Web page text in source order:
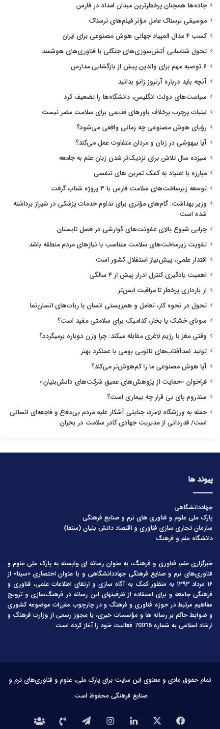
جاده‌ها همچنان پرخطرترین میدان امداد در فارس
موسیقی ترسناک عامل مؤثر فیلم‌های ترسناک
کسب ۴ مدال المپیاد جهانی هوش مصنوعی برای ایران
تحول شناسایی آتش‌سوزی‌های جنگلی با فناوری‌های هوشمند
۶ توصیه مهم برای والدین پیش از بازگشایی مدارس
آنچه باید درباره آرتروز زانو بدانید
سیاست‌های دولت انگلیس، دانشگاه‌ها را تضعیف کرد
لبنیات پرچرب برخلاف باورهای قدیمی برای سلامت مضر نیست
رؤیای هوش مصنوعی چه زمانی واقعی می‌شود؟
آیا بیهوشی در زنان و مردان متفاوت عمل می‌کند؟
سیزده سال تلاش برای نزدیک‌تر شدن زبان علم به جامعه
مبارزه با اعتیاد به کمک تمرین های تنفسی
توسعه زیرساخت‌های سلامت فارس با ۳ پروژه شتاب گرفت
وزیر بهداشت: گام‌های مؤثری برای تداوم خدمات پزشکی در شیراز برداشته
شده است
چرایی شیوع بالای عفونت‌های گوارشی در فصل تابستان
تقویت زیرساخت‌های سلامت متناسب با نیازهای مردم منطقه باشد
اقتدار علمی، پیش‌نیاز استقلال کشور است
اهمیت یادگیری کنترل ادرار پیش از ۴ سالگی
از بارداری پرخطر تا مراقبت ایمن‌تر
تحول در نحوه کار، تعامل و هم‌زیستی انسان با ربات‌های انسان‌نما
سونای خشک یا بخار، کدامیک برای سلامتی مفید است؟
وقتی مغز با رژیم لاغری مقابله میکند: چرا وزن دوباره برمیگردد؟
تولید ضدآفتاب‌های نانویی بومی با عملکرد بهتر
آیا هوش مصنوعی ما را کم‌هوش‌تر می‌کند؟
فراخوان «حمایت از پژوهش‌های عمیق شرکت‌های دانش‌بنیان»
سندروم پای بی قرار چه بیماری است؟
حمله به ورزشگاه لامرد، جنایتی آشکار علیه مردم بی‌دفاع و فاجعه‌ای انسانی
است/ قدردانی از مدیریت جهادی کادر سلامت در بحران
پیوند ها
جهاددانشگاهی
پارک ملی علوم و فناوری های نرم و صنایع فرهنگی
سازمان تجاری سازی فناوری و اقتصاد دانش بنیان (ستفا)
دانشگاه علم و فرهنگ
خبرگزاری علم، فناوری و فرهنگ، به عنوان رسانه ای وابسته به پارک ملی علوم و
فناوری‌های نرم و صنایع فرهنگیِ جهاددانشگاهی و با عنوان اختصاری «سینا» از
۱۶ مرداد ۱۳۹۳ به منظور کمک به آگاه سازی و ارتقای اطلاعات علمی، فناوری و
فرهنگی جامعه و برای استفاده از ظرفیتهای این رسانه در فرهنگ‌سازی و ترویج
مفاهیم مرتبط در حوزه فناوری و فرهنگ و در چارچوب مقررات موضوعه کشوری
و ضوابط حاکم بر رسانه ها و مؤسسات خبری، با مجوز رسمی از وزارت فرهنگ و
ارشاد اسلامی به شماره 70016 فعالیت خود را آغاز کرده است.
تمام حقوق مادی و معنوی این سایت برای پارک ملی، علوم و فناوری‌های نرم و
صنایع فرهنگی محفوظ است.
فیس لینکدیناینستاگرامتلگرامتماس درباره